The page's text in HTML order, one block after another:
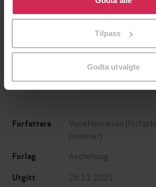
tilpasse ditt samtykke til spesifikke
Tilpass
Godta utvalgte
Bjørn F. Rørvik
Forfattere Vera Henriksen
(innleser)
Forlag Aschehoug
Utgitt 26.11.2021